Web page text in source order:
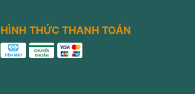
HÌNH THỨC THANH TOÁN